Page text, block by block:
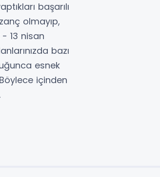
başarılı
olmayıp,
13 nisan
bazı
esnek
içinden